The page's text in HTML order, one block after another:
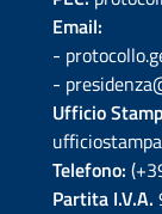
Email:
-
-
Ufficio
Telefono:
Partita I.V.A.